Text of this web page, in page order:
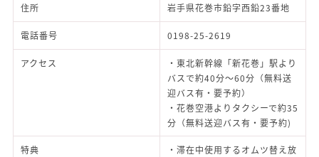
住所 岩手県花巻市鉛字西鉛23番地
電話番号 0198-25-2619
アクセス
・東北新幹線「新花巻」駅より
バスで約40分～60分（無料送
迎バス有・要予約）
・花巻空港よりタクシーで約35
分（無料送迎バス有・要予約)
特典
・滞在中使用するオムツ替え放